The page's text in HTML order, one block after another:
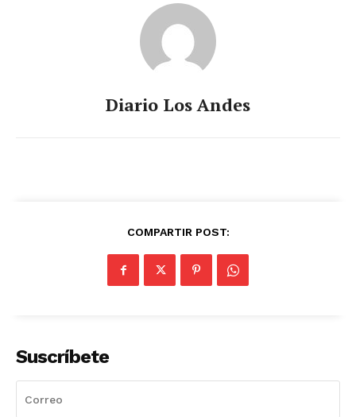
Diario Los Andes
COMPARTIR POST:
Suscríbete